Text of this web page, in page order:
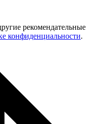
рекомендательные
конфиденциальности.